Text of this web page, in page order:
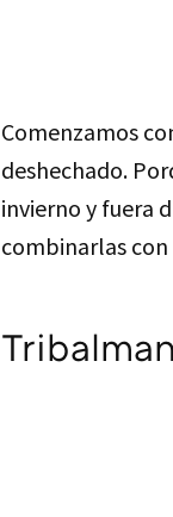
Comenzamos
deshechado.
invierno y fuera
combinarlas